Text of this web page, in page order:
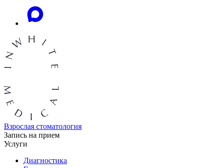
Взрослая стоматология
Запись на прием
Услуги
Диагностика